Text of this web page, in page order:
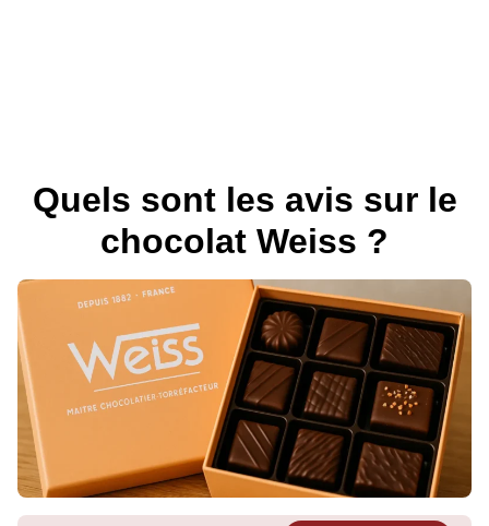
Quels sont les avis sur le
chocolat Weiss ?